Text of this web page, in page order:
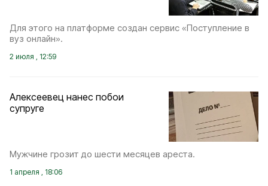
Для этого на платформе создан сервис «Поступление в
вуз онлайн».
2 июля , 12:59
Алексеевец нанес побои
супруге
Мужчине грозит до шести месяцев ареста.
1 апреля , 18:06